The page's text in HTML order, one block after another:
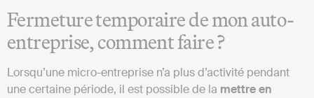
Fermeture temporaire de mon auto-
entreprise, comment faire ?
Lorsqu’une micro-entreprise n’a plus d’activité pendant
une certaine période, il est possible de la mettre en